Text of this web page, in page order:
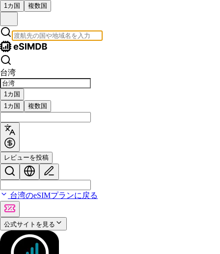
1カ国 複数国
台湾
1カ国
1カ国
複数国
レビューを投稿
台湾のeSIMプランに戻る
公式サイトを見る